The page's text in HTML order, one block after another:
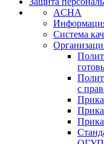
ACHA
Система
с